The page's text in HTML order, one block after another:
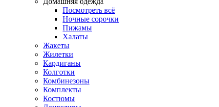
Посмотреть всё
Ночные сорочки
Пижамы
Халаты
Жакеты
Жилетки
Кардиганы
Колготки
Комбинезоны
Комплекты
Костюмы